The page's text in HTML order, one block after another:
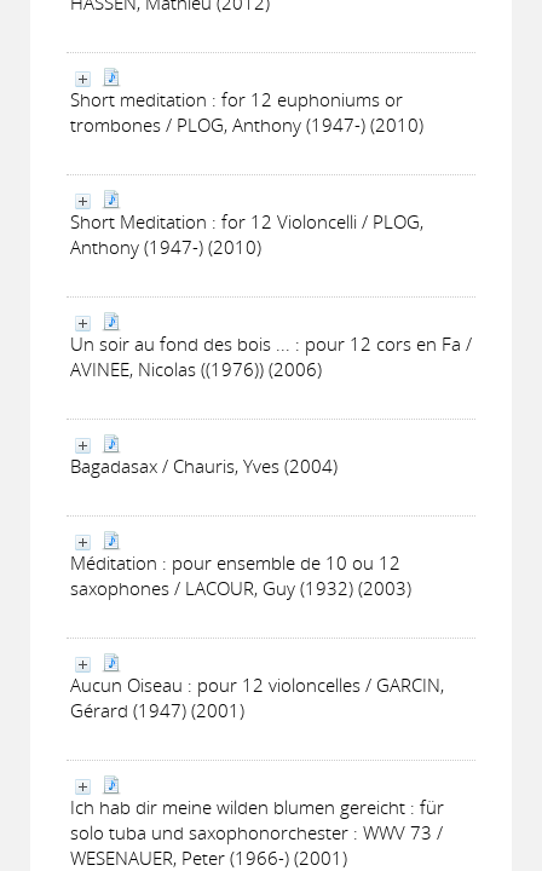
Short meditation : for 12 euphoniums or
trombones / PLOG, Anthony (1947-) (2010)
Short Meditation : for 12 Violoncelli / PLOG,
Anthony (1947-) (2010)
Un soir au fond des bois ... : pour 12 cors en Fa /
AVINEE, Nicolas ((1976)) (2006)
Bagadasax / Chauris, Yves (2004)
Méditation : pour ensemble de 10 ou 12
saxophones / LACOUR, Guy (1932) (2003)
Aucun Oiseau : pour 12 violoncelles / GARCIN,
Gérard (1947) (2001)
Ich hab dir meine wilden blumen gereicht : für
solo tuba und saxophonorchester : WWV 73 /
WESENAUER, Peter (1966-) (2001)